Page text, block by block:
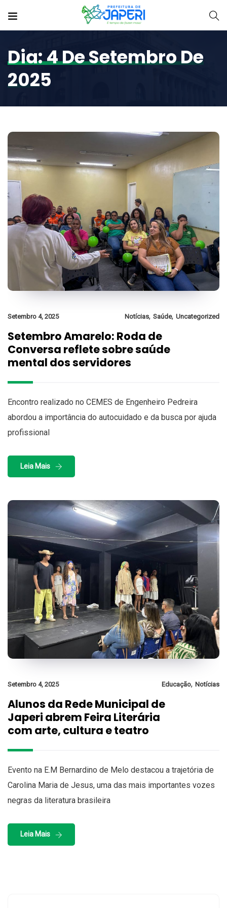
Dia:4 De Setembro De
2025
Setembro 4, 2025 Notícias, Saúde, Uncategorized
Setembro Amarelo: Roda de
Conversa reflete sobre saúde
mental dos servidores
Encontro realizado no CEMES de Engenheiro Pedreira
abordou a importância do autocuidado e da busca por ajuda
profissional
Leia Mais
Setembro 4, 2025 Educação, Notícias
Alunos da Rede Municipal de
Japeri abrem Feira Literária
com arte, cultura e teatro
Evento na E.M Bernardino de Melo destacou a trajetória de
Carolina Maria de Jesus, uma das mais importantes vozes
negras da literatura brasileira
Leia Mais